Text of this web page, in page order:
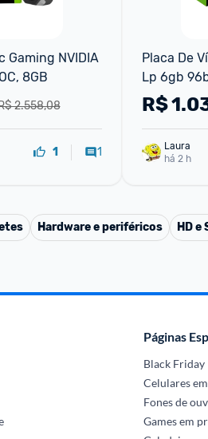
Gaming NVIDIA
8GB
2.558,08
1 1
Placa De
Lp 6gb
R$
Laura
há 2 h
Hardware e periféricos HD e
Páginas
Black Friday
Celulares
Fones de
Games em